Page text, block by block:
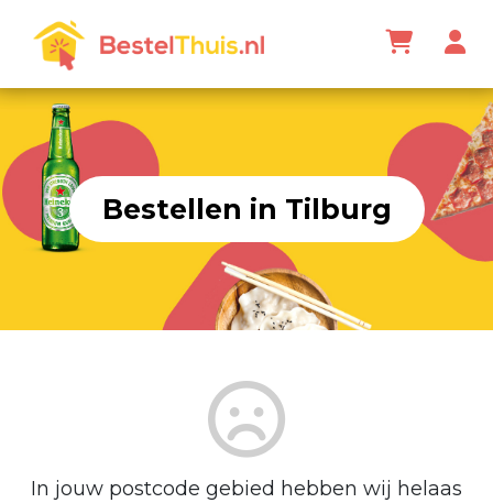
Bestellen in Tilburg
In jouw postcode gebied hebben wij helaas